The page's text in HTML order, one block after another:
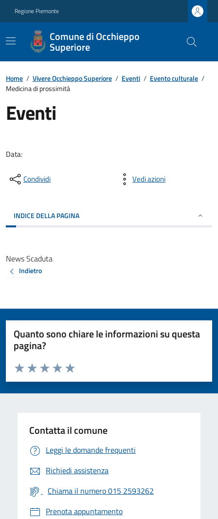
Regione Piemonte
Comune di Occhieppo
Superiore
Home / Vivere Occhieppo Superiore / Eventi / Evento culturale /
Medicina di prossimità
Eventi
Data:
Condividi Vedi azioni
INDICE DELLA PAGINA
News Scaduta
Indietro
Quanto sono chiare le informazioni su questa
pagina?
Valuta da 1 a 5 stelle la pagina
Valuta 5 stelle su 5
Valuta 4 stelle su 5
Valuta 3 stelle su 5
Valuta 2 stelle su 5
Valuta 1 stelle su 5
Contatta il comune
Leggi le domande frequenti
Richiedi assistenza
Chiama il numero 015 2593262
Prenota appuntamento